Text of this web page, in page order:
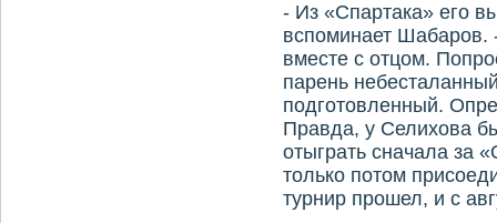
- Из «Спартака» его
вспоминает Шабаров.
вместе с отцом.
парень
подготовленный.
Правда, у Селихова
отыграть сначала за
только потом
турнир прошел, и с